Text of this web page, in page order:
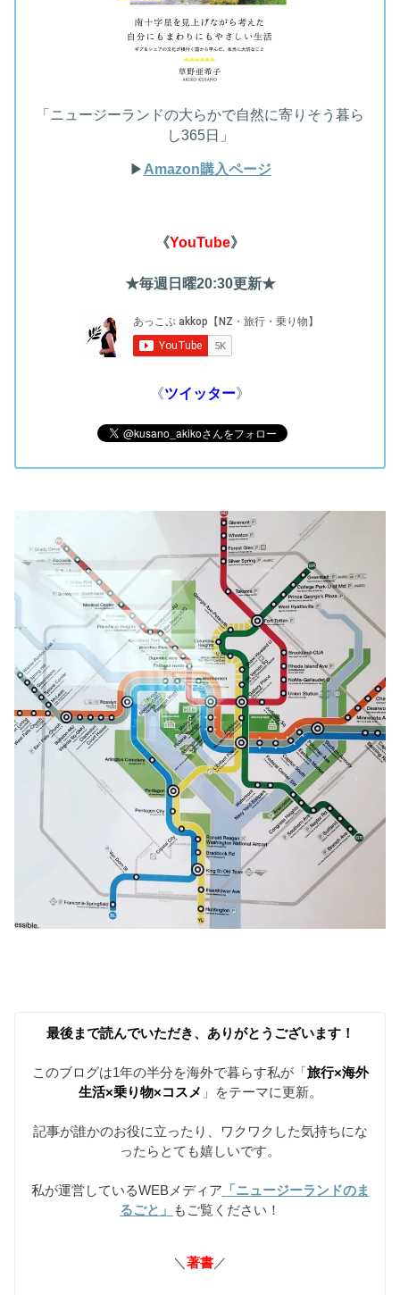
「ニュージーランドの大らかで自然に寄りそう暮ら
し365日」
▶︎Amazon購入ページ
《YouTube》
★毎週日曜20:30更新★
《ツイッター》
最後まで読んでいただき、ありがとうございます！
このブログは1年の半分を海外で暮らす私が「 旅行×海外
生活×乗り物×コスメ 」をテーマに更新。
記事が誰かのお役に立ったり、ワクワクした気持ちにな
ったらとても嬉しいです。
私が運営しているWEBメディア 「ニュージーランドのま
るごと」
もご覧ください！
＼ 著書／